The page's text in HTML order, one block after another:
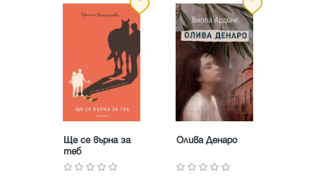
Ще се върна за
теб
Олива Денаро